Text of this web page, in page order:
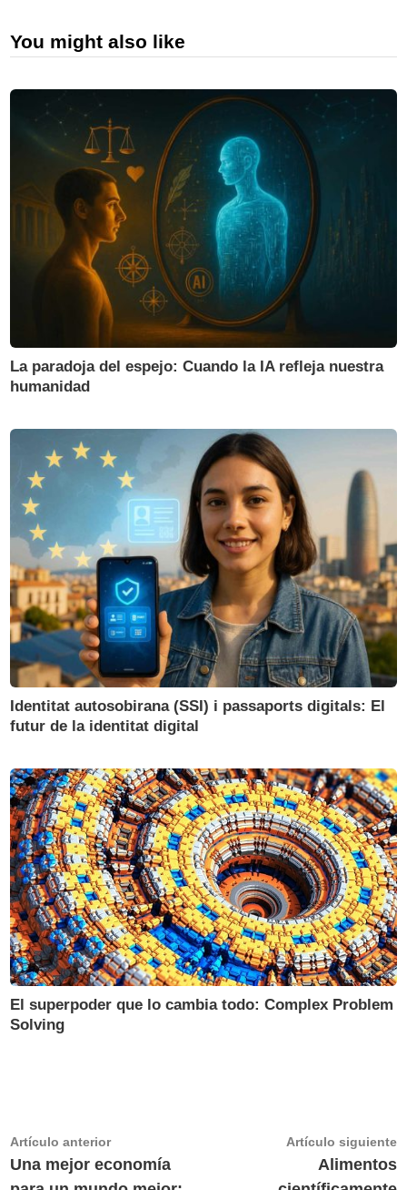
You might also like
La paradoja del espejo: Cuando la IA refleja nuestra
humanidad
Identitat autosobirana (SSI) i passaports digitals: El
futur de la identitat digital
El superpoder que lo cambia todo: Complex Problem
Solving
Navegación
de
Artículo anteriorArtículo
anterior:
Una mejor economía
Artículo siguiente
Alimentos